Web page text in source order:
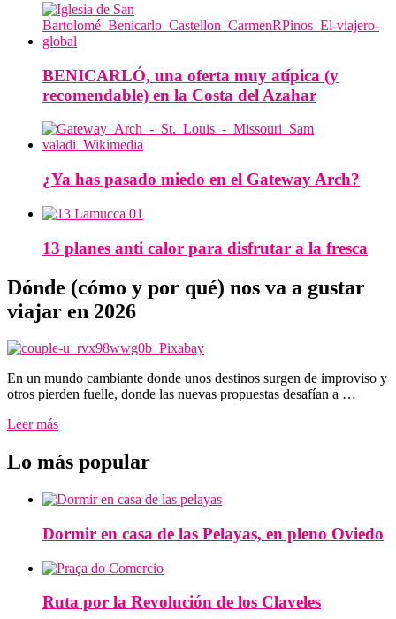
BENICARLÓ, una oferta muy atípica (y
recomendable) en la Costa del Azahar
¿Ya has pasado miedo en el Gateway Arch?
13 planes anti calor para disfrutar a la fresca
Dónde (cómo y por qué) nos va a gustar
viajar en 2026
En un mundo cambiante donde unos destinos surgen de improviso y
otros pierden fuelle, donde las nuevas propuestas desafían a …
Leer más
Lo más popular
Dormir en casa de las Pelayas, en pleno Oviedo
Ruta por la Revolución de los Claveles